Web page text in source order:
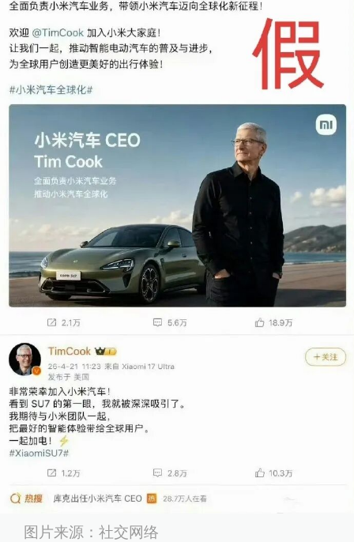
图片来源：社交网络